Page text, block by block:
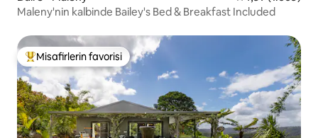
Maleny'nin kalbinde Bailey's Bed & Breakfast Included
Misafirlerin favorilerinden en beğenilenler arasında
Misafirlerin favorisi